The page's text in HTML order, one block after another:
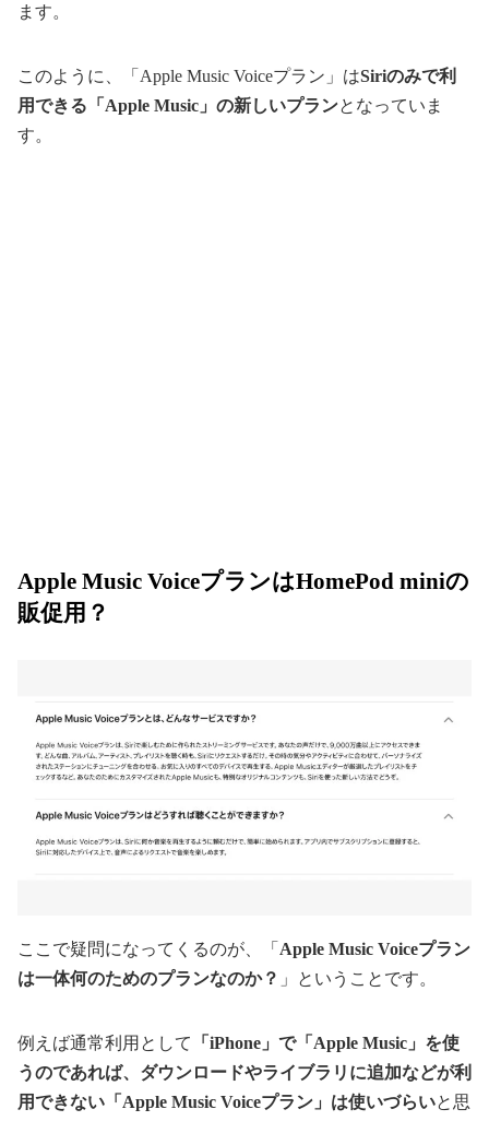
ます。
このように、「Apple Music Voiceプラン」はSiriのみで利
用できる「Apple Music」の新しいプランとなっていま
す。
Apple Music VoiceプランはHomePod miniの
販促用？
ここで疑問になってくるのが、「 Apple Music Voiceプラン
は一体何のためのプランなのか？ 」ということです。
例えば通常利用として
「iPhone」で「Apple Music」を使
うのであれば、ダウンロードやライブラリに追加などが利
用できない「Apple Music Voiceプラン」は使いづらいと思